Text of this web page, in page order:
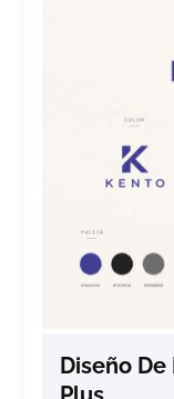
Diseño